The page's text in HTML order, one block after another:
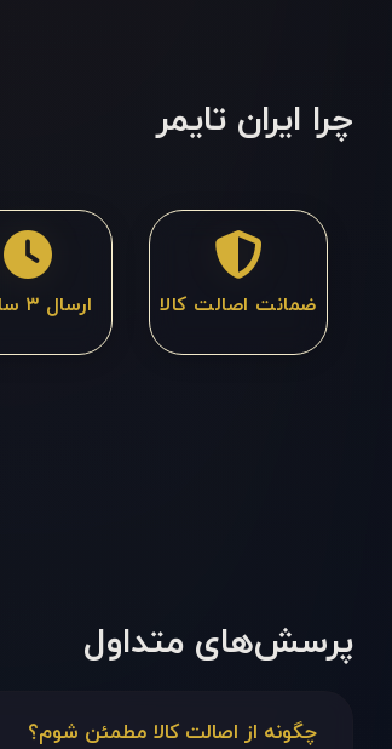
چرا ایران تایمر
ضمانت اصالت کالا ارسال ۳ ساعته
پرسش‌های متداول
چگونه از اصالت کالا مطمئن شوم؟